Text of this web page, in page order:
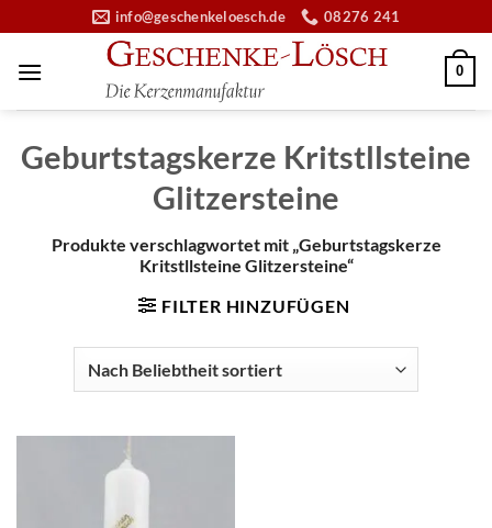
Inhalt
springen
info@geschenkeloesch.de 08276 241
0
Geburtstagskerze Kritstllsteine
Glitzersteine
Produkte verschlagwortet mit „Geburtstagskerze
Kritstllsteine Glitzersteine“
FILTER HINZUFÜGEN